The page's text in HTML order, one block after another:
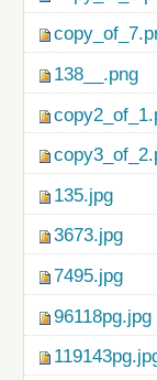
138__.png
135.jpg
3673.jpg
7495.jpg
96118pg.jpg